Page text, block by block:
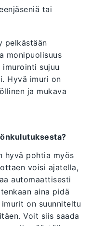
tai
pelkästään
monipuolisuus
sujuu
Hyvä imuri on
ja mukava
hyvä pohtia myös
voisi ajatella,
automaattisesti
aina pidä
on suunniteltu
Voit siis saada